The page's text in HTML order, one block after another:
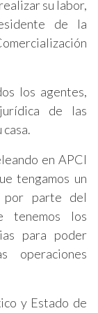
su labor,
de la
los agentes,
de las
en APCI
tengamos un
por parte del
tenemos los
para poder
y Estado de